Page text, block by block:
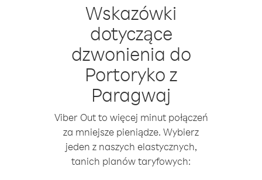
Wskazówki
dotyczące
dzwonienia do
Portoryko z
Paragwaj
Viber Out to więcej minut połączeń
za mniejsze pieniądze. Wybierz
jeden z naszych elastycznych,
tanich planów taryfowych: